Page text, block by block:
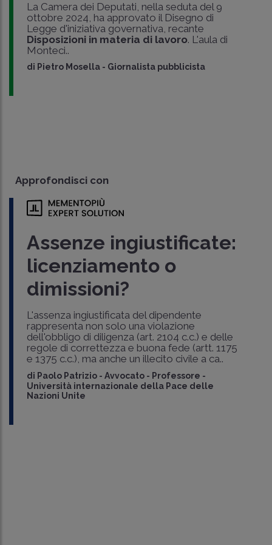
La Camera dei Deputati, nella seduta del 9
ottobre 2024, ha approvato il Disegno di
Legge d'iniziativa governativa, recante
Disposizioni in materia di lavoro. L'aula di
Monteci..
di Pietro Mosella - Giornalista pubblicista
Approfondisci con
Assenze ingiustificate:
licenziamento o
dimissioni?
L'assenza ingiustificata del dipendente
rappresenta non solo una violazione
dell'obbligo di diligenza (art. 2104 c.c.) e delle
regole di correttezza e buona fede (artt. 1175
e 1375 c.c.), ma anche un illecito civile a ca..
di Paolo Patrizio - Avvocato - Professore -
Università internazionale della Pace delle
Nazioni Unite